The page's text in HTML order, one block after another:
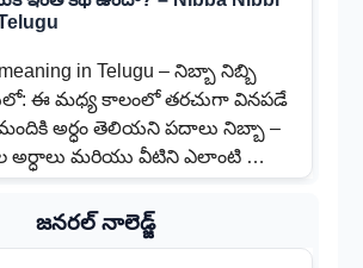
in Telugu – నిబ్బా నిబ్బి
ఈ మధ్య కాలంలో తరచుగా వినపడే
అర్ధం తెలియని పదాలు నిబ్బా –
అర్ధాలు మరియు వీటిని ఎలాంటి …
జనరల్ నాలెడ్జ్